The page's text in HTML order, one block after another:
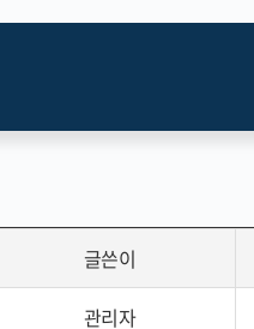
글쓴이
관리자